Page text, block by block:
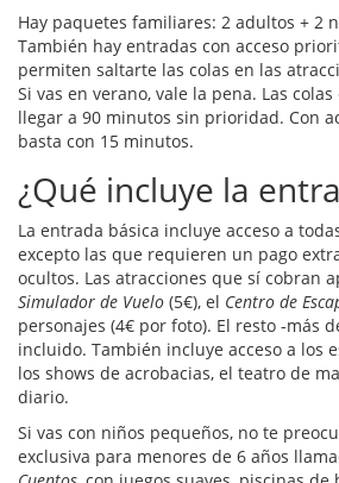
Hay paquetes familiares: 2 adultos + 2
También hay entradas con acceso
permiten saltarte las colas en las
Si vas en verano, vale la pena. Las colas
llegar a 90 minutos sin prioridad. Con
basta con 15 minutos.
¿Qué incluye la
La entrada básica incluye acceso a
excepto las que requieren un pago
ocultos. Las atracciones que sí cobran
Simulador de Vuelo (5€), el Centro de
personajes (4€ por foto). El resto -más
incluido. También incluye acceso a los
los shows de acrobacias, el teatro de
diario.
Si vas con niños pequeños, no te
exclusiva para menores de 6 años